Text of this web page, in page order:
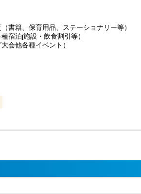
書籍、保育用品、ステーショナリー等）
宿泊j施設・飲食割引等）
会他各種イベント）